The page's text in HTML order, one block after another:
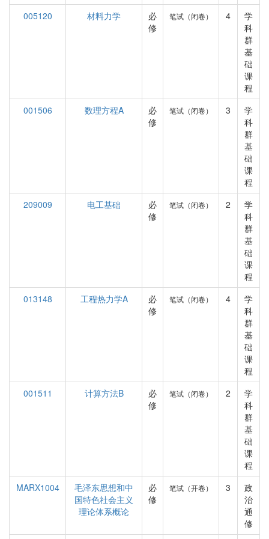
005120
材料力学
必
修
笔试（闭卷） 4
学
科
群
基
础
课
程
001506
数理方程A
必
修
笔试（闭卷） 3
学
科
群
基
础
课
程
209009
电工基础
必
修
笔试（闭卷） 2
学
科
群
基
础
课
程
013148
工程热力学A
必
修
笔试（闭卷） 4
学
科
群
基
础
课
程
001511
计算方法B
必
修
笔试（闭卷） 2
学
科
群
基
础
课
程
MARX1004
毛泽东思想和中
国特色社会主义
理论体系概论
必
修
笔试（开卷） 3
政
治
通
修